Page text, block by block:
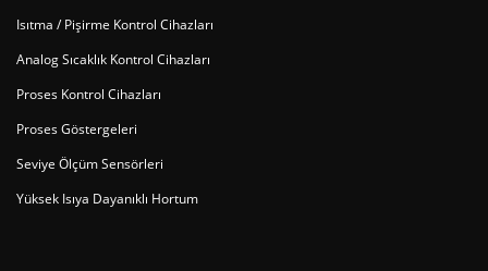
Isıtma / Pişirme Kontrol Cihazları
Analog Sıcaklık Kontrol Cihazları
Proses Kontrol Cihazları
Proses Göstergeleri
Seviye Ölçüm Sensörleri
Yüksek Isıya Dayanıklı Hortum